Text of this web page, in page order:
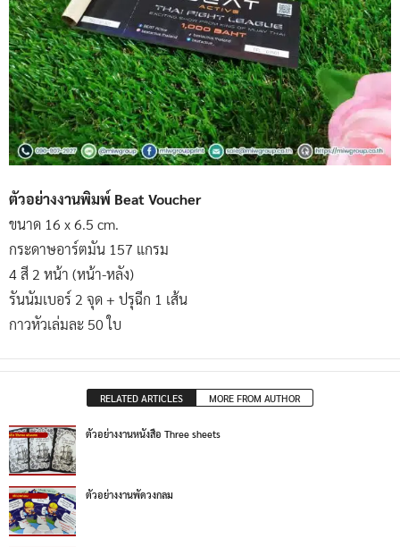
ตัวอย่างงานพิมพ์ Beat Voucher
ขนาด 16 x 6.5 cm.
กระดาษอาร์ตมัน 157 แกรม
4 สี 2 หน้า (หน้า-หลัง)
รันนัมเบอร์ 2 จุด + ปรุฉีก 1 เส้น
กาวหัวเล่มละ 50 ใบ
RELATED ARTICLES MORE FROM AUTHOR
ตัวอย่างงานหนังสือ Three sheets
ตัวอย่างงานพัดวงกลม